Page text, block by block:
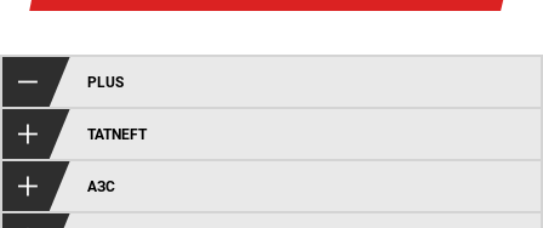
PLUS
TATNEFT
АЗС